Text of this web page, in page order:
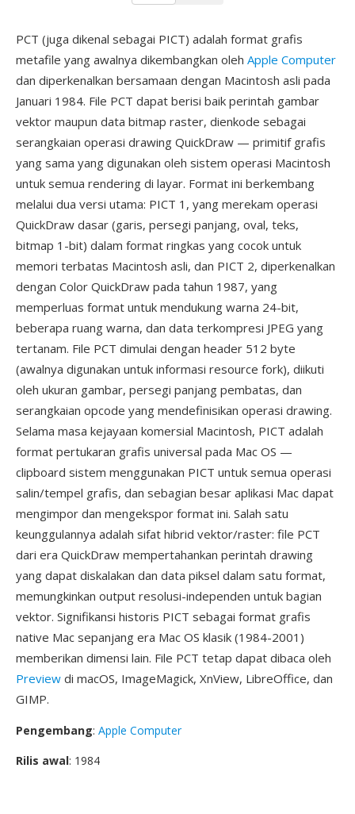
PCT (juga dikenal sebagai PICT) adalah format grafis
metafile yang awalnya dikembangkan oleh Apple Computer
dan diperkenalkan bersamaan dengan Macintosh asli pada
Januari 1984. File PCT dapat berisi baik perintah gambar
vektor maupun data bitmap raster, dienkode sebagai
serangkaian operasi drawing QuickDraw — primitif grafis
yang sama yang digunakan oleh sistem operasi Macintosh
untuk semua rendering di layar. Format ini berkembang
melalui dua versi utama: PICT 1, yang merekam operasi
QuickDraw dasar (garis, persegi panjang, oval, teks,
bitmap 1-bit) dalam format ringkas yang cocok untuk
memori terbatas Macintosh asli, dan PICT 2, diperkenalkan
dengan Color QuickDraw pada tahun 1987, yang
memperluas format untuk mendukung warna 24-bit,
beberapa ruang warna, dan data terkompresi JPEG yang
tertanam. File PCT dimulai dengan header 512 byte
(awalnya digunakan untuk informasi resource fork), diikuti
oleh ukuran gambar, persegi panjang pembatas, dan
serangkaian opcode yang mendefinisikan operasi drawing.
Selama masa kejayaan komersial Macintosh, PICT adalah
format pertukaran grafis universal pada Mac OS —
clipboard sistem menggunakan PICT untuk semua operasi
salin/tempel grafis, dan sebagian besar aplikasi Mac dapat
mengimpor dan mengekspor format ini. Salah satu
keunggulannya adalah sifat hibrid vektor/raster: file PCT
dari era QuickDraw mempertahankan perintah drawing
yang dapat diskalakan dan data piksel dalam satu format,
memungkinkan output resolusi-independen untuk bagian
vektor. Signifikansi historis PICT sebagai format grafis
native Mac sepanjang era Mac OS klasik (1984-2001)
memberikan dimensi lain. File PCT tetap dapat dibaca oleh
Preview di macOS, ImageMagick, XnView, LibreOffice, dan
GIMP.
Pengembang: Apple Computer
Rilis awal: 1984